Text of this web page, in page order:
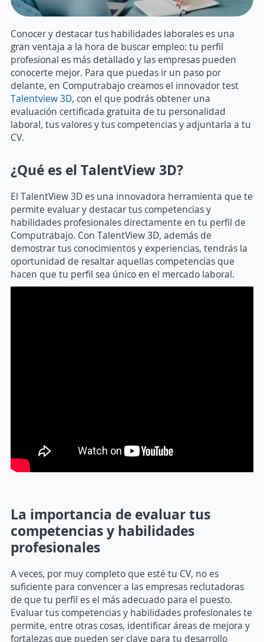
Conocer y destacar tus habilidades laborales es una
gran ventaja a la hora de buscar empleo: tu perfil
profesional es más detallado y las empresas pueden
conocerte mejor. Para que puedas ir un paso por
delante, en Computrabajo creamos el innovador test
Talentview 3D, con el que podrás obtener una
evaluación certificada gratuita de tu personalidad
laboral, tus valores y tus competencias y adjuntarla a tu
CV.
¿Qué es el TalentView 3D?
El TalentView 3D es una innovadora herramienta que te
permite evaluar y destacar tus competencias y
habilidades profesionales directamente en tu perfil de
Computrabajo. Con TalentView 3D, además de
demostrar tus conocimientos y experiencias, tendrás la
oportunidad de resaltar aquellas competencias que
hacen que tu perfil sea único en el mercado laboral.
La importancia de evaluar tus
competencias y habilidades
profesionales
A veces, por muy completo que esté tu CV, no es
suficiente para convencer a las empresas reclutadoras
de que tu perfil es el más adecuado para el puesto.
Evaluar tus competencias y habilidades profesionales te
permite, entre otras cosas, identificar áreas de mejora y
fortalezas que pueden ser clave para tu desarrollo